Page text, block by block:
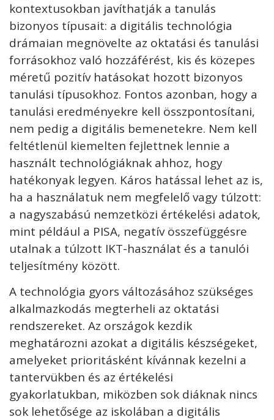
kontextusokban javíthatják a tanulás
bizonyos típusait: a digitális technológia
drámaian megnövelte az oktatási és tanulási
forrásokhoz való hozzáférést, kis és közepes
méretű pozitív hatásokat hozott bizonyos
tanulási típusokhoz. Fontos azonban, hogy a
tanulási eredményekre kell összpontosítani,
nem pedig a digitális bemenetekre. Nem kell
feltétlenül kiemelten fejlettnek lennie a
használt technológiáknak ahhoz, hogy
hatékonyak legyen. Káros hatással lehet az is,
ha a használatuk nem megfelelő vagy túlzott:
a nagyszabású nemzetközi értékelési adatok,
mint például a PISA, negatív összefüggésre
utalnak a túlzott IKT-használat és a tanulói
teljesítmény között.
A technológia gyors változásához szükséges
alkalmazkodás megterheli az oktatási
rendszereket. Az országok kezdik
meghatározni azokat a digitális készségeket,
amelyeket prioritásként kívánnak kezelni a
tantervükben és az értékelési
gyakorlatukban, miközben sok diáknak nincs
sok lehetősége az iskolában a digitális